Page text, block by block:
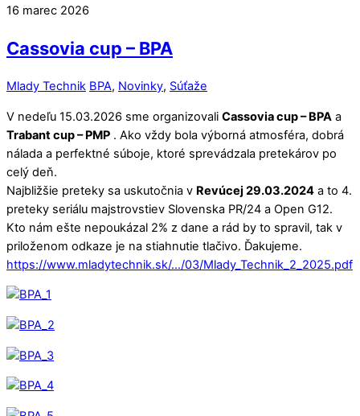
16 marec 2026
Cassovia cup – BPA
Mlady Technik BPA, Novinky, Súťaže
V nedeľu 15.03.2026 sme organizovali Cassovia cup – BPA a
Trabant cup – PMP . Ako vždy bola výborná atmosféra, dobrá
nálada a perfektné súboje, ktoré sprevádzala pretekárov po
celý deň.
Najbližšie preteky sa uskutočnia v Revúcej 29.03.2024 a to 4.
preteky seriálu majstrovstiev Slovenska PR/24 a Open G12.
Kto nám ešte nepoukázal 2% z dane a rád by to spravil, tak v
priloženom odkaze je na stiahnutie tlačivo. Ďakujeme.
https://www.mladytechnik.sk/…/03/Mlady_Technik_2_2025.pdf